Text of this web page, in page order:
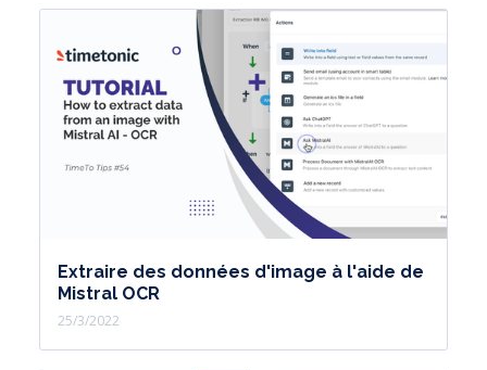
Extraire des données d'image à l'aide de
Mistral OCR
25/3/2022